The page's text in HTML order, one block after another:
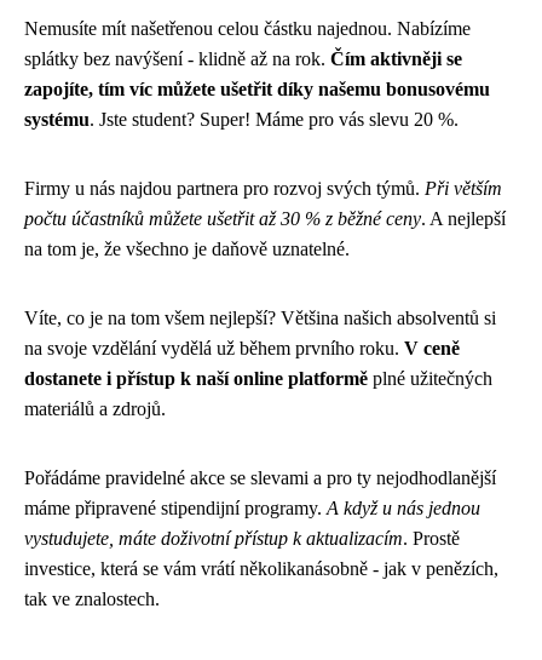
Nemusíte mít našetřenou celou částku najednou. Nabízíme
splátky bez navýšení - klidně až na rok. Čím aktivněji se
zapojíte, tím víc můžete ušetřit díky našemu bonusovému
systému. Jste student? Super! Máme pro vás slevu 20 %.
Firmy u nás najdou partnera pro rozvoj svých týmů. Při větším
počtu účastníků můžete ušetřit až 30 % z běžné ceny. A nejlepší
na tom je, že všechno je daňově uznatelné.
Víte, co je na tom všem nejlepší? Většina našich absolventů si
na svoje vzdělání vydělá už během prvního roku. V ceně
dostanete i přístup k naší online platformě plné užitečných
materiálů a zdrojů.
Pořádáme pravidelné akce se slevami a pro ty nejodhodlanější
máme připravené stipendijní programy. A když u nás jednou
vystudujete, máte doživotní přístup k aktualizacím. Prostě
investice, která se vám vrátí několikanásobně - jak v penězích,
tak ve znalostech.